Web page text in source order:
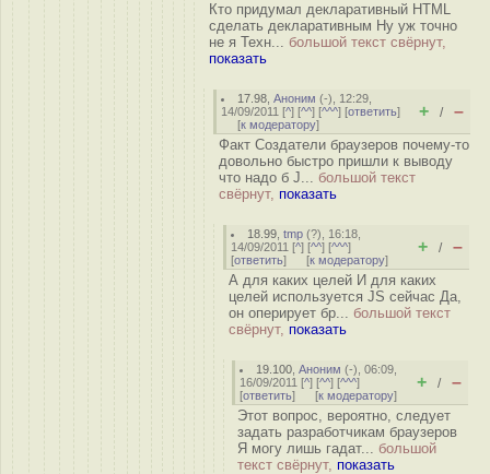
Кто придумал декларативный HTML
сделать декларативным Ну уж точно
не я Техн... большой текст свёрнут,
показать
17.98 ,Аноним (-), 12:29,
14/09/2011 [^] [^^] [^^^] [ответить]
[к модератору]
+ / –
Факт Создатели браузеров почему-то
довольно быстро пришли к выводу
что надо б J... большой текст
свёрнут, показать
18.99 ,tmp (?), 16:18,
14/09/2011 [^] [^^] [^^^]
[ответить] [к модератору]
+ / –
А для каких целей И для каких
целей используется JS сейчас Да,
он оперирует бр... большой текст
свёрнут, показать
19.100 ,Аноним (-), 06:09,
16/09/2011 [^] [^^] [^^^]
[ответить] [к модератору]
+ / –
Этот вопрос, вероятно, следует
задать разработчикам браузеров
Я могу лишь гадат... большой
текст свёрнут, показать